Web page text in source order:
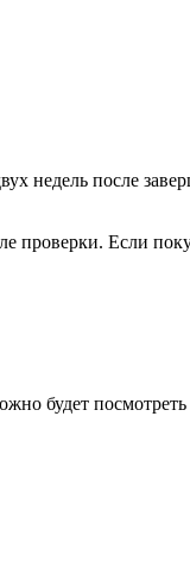
недель после
проверки. Если
будет посмотреть